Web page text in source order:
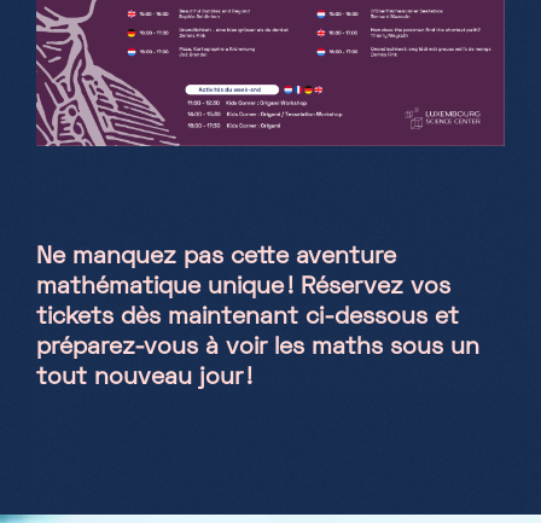
Ne manquez pas cette aventure
mathématique unique ! Réservez vos
tickets dès maintenant ci-dessous et
préparez-vous à voir les maths sous un
tout nouveau jour !